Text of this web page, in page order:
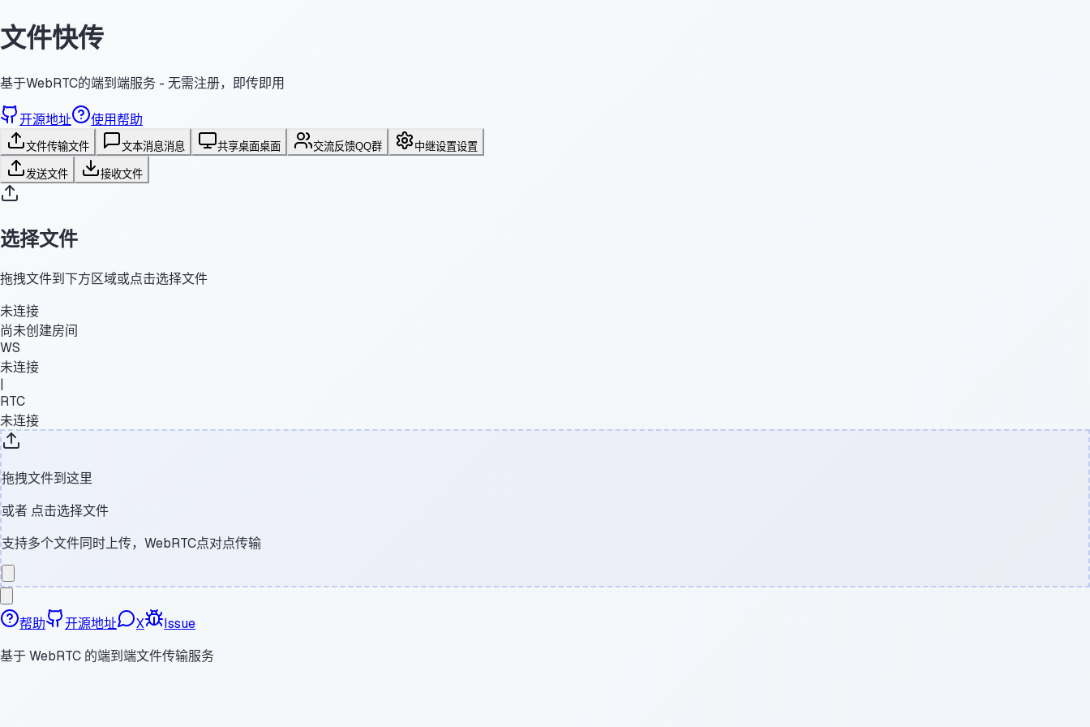
文件快传
基于WebRTC的端到端服务 - 无需注册，即传即用
开源地址 使用帮助
文件传输文件 文本消息消息 共享桌面桌面 交流反馈QQ群 中继设置设置
发送文件 接收文件
选择文件
拖拽文件到下方区域或点击选择文件
未连接
尚未创建房间
WS
未连接
|
RTC
未连接
拖拽文件到这里
或者 点击选择文件
支持多个文件同时上传，WebRTC点对点传输
帮助 开源地址 X
Issue
基于 WebRTC 的端到端文件传输服务